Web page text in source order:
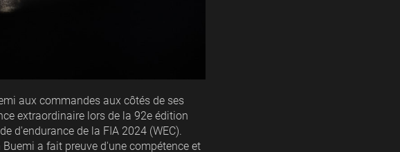
aux commandes aux côtés de ses
extraordinaire lors de la 92e édition
d'endurance de la FIA 2024 (WEC).
a fait preuve d'une compétence et